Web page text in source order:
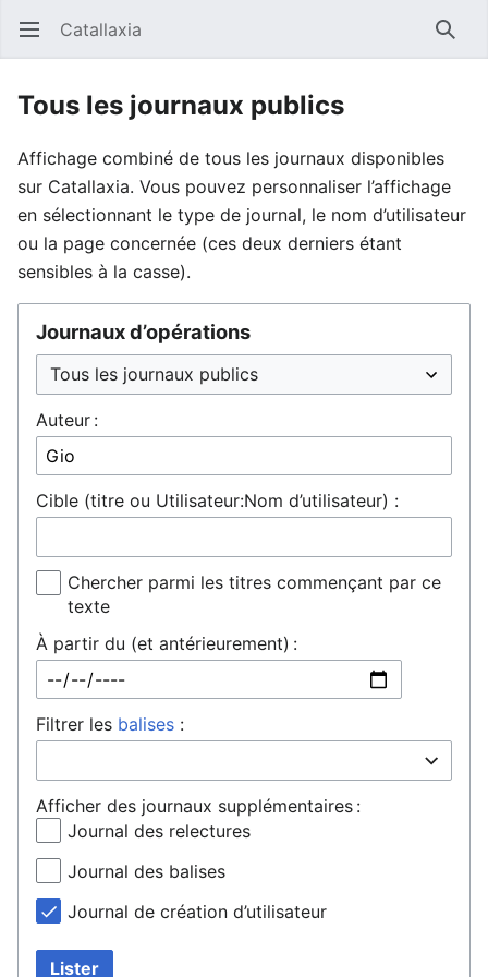
Ouvrir le menu principal Catallaxia
Tous les journaux publics
Affichage combiné de tous les journaux disponibles
sur Catallaxia. Vous pouvez personnaliser l’affichage
en sélectionnant le type de journal, le nom d’utilisateur
ou la page concernée (ces deux derniers étant
sensibles à la casse).
Journaux d’opérations
Auteur :
Cible (titre ou Utilisateur:Nom d’utilisateur) :
Chercher parmi les titres commençant par ce
texte
À partir du (et antérieurement) :
Filtrer les balises :
Afficher des journaux supplémentaires :
Journal des relectures
Journal des balises
Journal de création d’utilisateur
Lister